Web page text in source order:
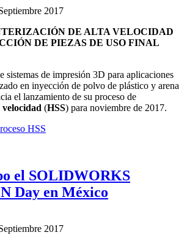
2017
DE ALTA VELOCIDAD
DE PIEZAS DE USO FINAL
sistemas de impresión 3D para aplicaciones
en inyección de polvo de plástico y arena
el lanzamiento de su proceso de
(HSS) para noviembre de 2017.
el SOLIDWORKS
Day en México
2017